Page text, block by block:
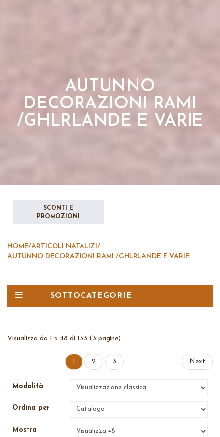
AUTUNNO
DECORAZIONI RAMI
/GHLRLANDE E VARIE
SCONTI E
PROMOZIONI
HOME/ARTICOLI NATALIZI /
AUTUNNO DECORAZIONI RAMI /GHLRLANDE E VARIE
SOTTOCATEGORIE
Visualizza da 1 a 48 di 133 (3 pagine)
1 2 3 Next
Modalità
Ordina per
Mostra